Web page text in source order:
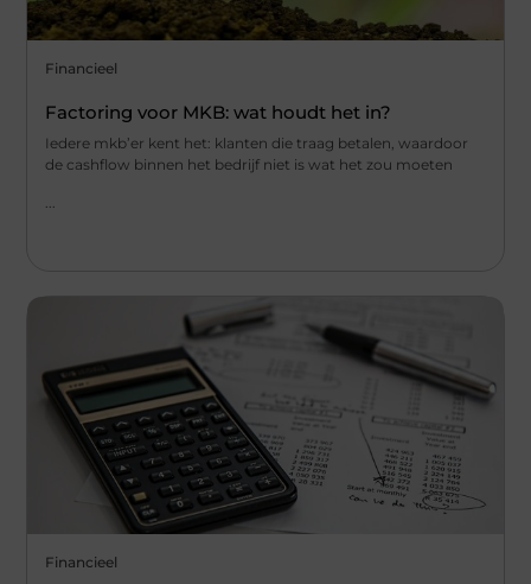
Financieel
Factoring voor MKB: wat houdt het in?
Iedere mkb’er kent het: klanten die traag betalen, waardoor
de cashflow binnen het bedrijf niet is wat het zou moeten
...
Financieel